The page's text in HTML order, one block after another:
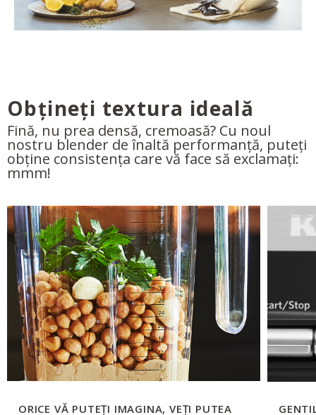
Obțineți textura ideală
Fină, nu prea densă, cremoasă? Cu noul
nostru blender de înaltă performanță, puteți
obține consistența care vă face să exclamați:
mmm!
ORICE VĂ PUTEȚI IMAGINA, VEȚI PUTEA